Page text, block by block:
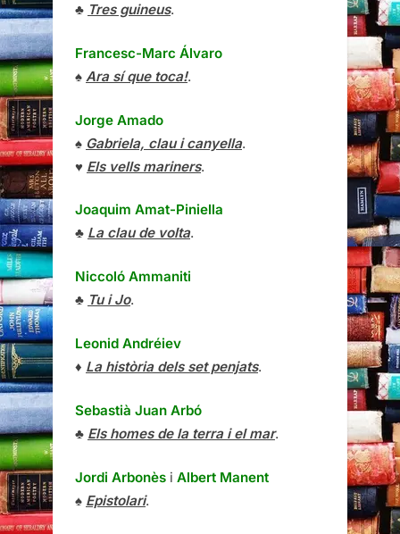
♣ Tres guineus.
Francesc-Marc Álvaro
♠ Ara sí que toca!.
Jorge Amado
♠ Gabriela, clau i canyella.
♥ Els vells mariners.
Joaquim Amat-Piniella
♣ La clau de volta.
Niccoló Ammaniti
♣ Tu i Jo.
Leonid Andréiev
♦ La història dels set penjats.
Sebastià Juan Arbó
♣ Els homes de la terra i el mar.
Jordi Arbonès i Albert Manent
♠ Epistolari.